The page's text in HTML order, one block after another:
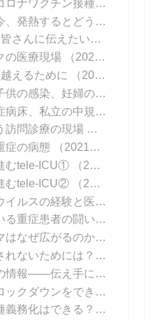
第58回 子供も新型コロナワクチン接種を
第59回 コロナ下の今、発熱するとどうなる？
第60回 第5波～若い皆さんに伝えたいこと
の医療現場
（2021年08月06日 掲載）
えるために
（2021年08月16日 掲載）
第63回 増えている子供の感染、妊婦の感染
第64回 逼迫する重症病床、私立の中規模急性期病院の頑張り
第65回 コロナと闘う訪問診療の現場
（2021年09
症の病態
（2021年09月20日 掲載）
むtele-ICU①
（2021年09月27日 掲載）
むtele-ICU②
（2021年10月04日 掲載）
第69回 新型コロナウイルスの経験と医療DXの可能性
第70回 今も続いている重症患者の闘い
（2021年
第71回 ワクチンデマはなぜ広がるのか？
第72回 デマに踊らされないためには？
（2021年
第73回 新型コロナの情報――伝え手に求められること
第74回 なぜ日本はロックダウンをできなかったのか？
第75回 ワクチン接種義務化はできる？ できない？